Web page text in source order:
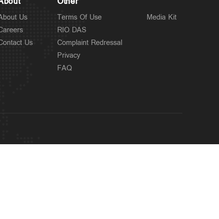
Us
Us
Terms Of Use
RIO DAS
Complaint Redressal
Privacy
FAQ
Media Kit